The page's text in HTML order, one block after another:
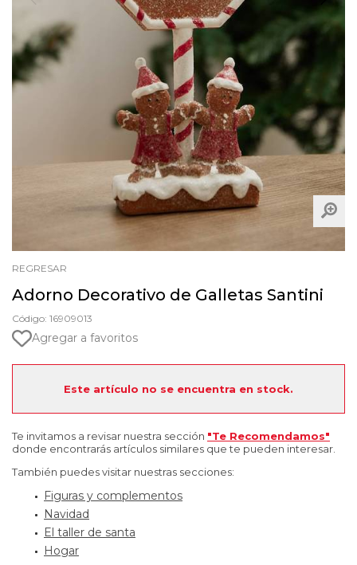
REGRESAR
Adorno Decorativo de Galletas Santini
Código: 16909013
Agregar a favoritos
Este artículo no se encuentra en stock.
Te invitamos a revisar nuestra sección "Te Recomendamos"
donde encontrarás artículos similares que te pueden interesar.
También puedes visitar nuestras secciones:
Figuras y complementos
Navidad
El taller de santa
Hogar